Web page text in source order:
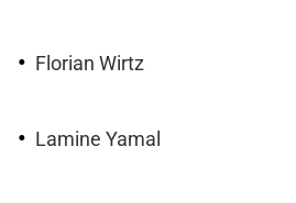
Florian Wirtz
Lamine Yamal